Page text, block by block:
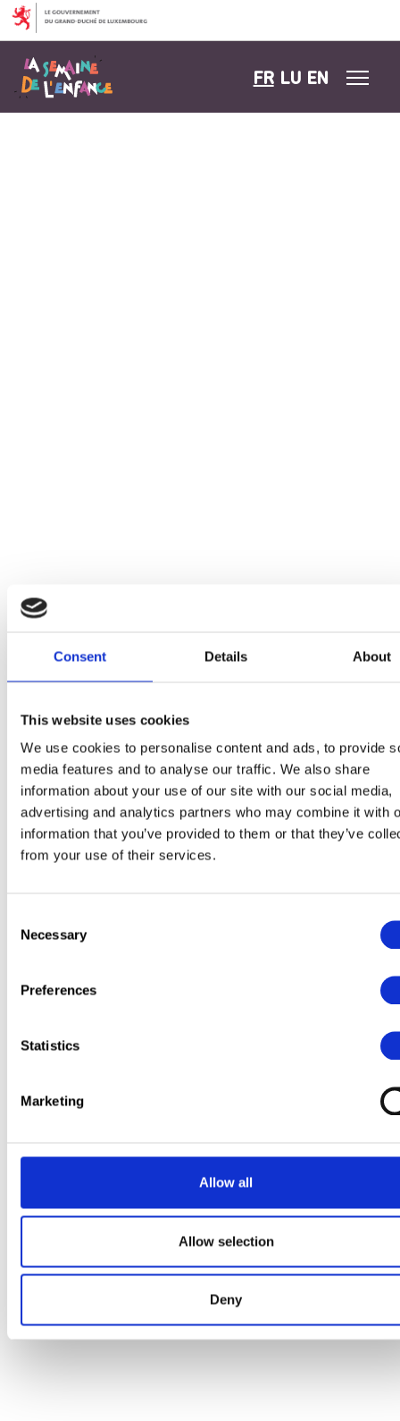
Consent Details About
This website uses cookies
We use cookies to personalise content and ads, to provide
media features and to analyse our traffic. We also share
information about your use of our site with our social media,
advertising and analytics partners who may combine it with
information that you’ve provided to them or that they’ve
from your use of their services.
Selection
Necessary
Preferences
Statistics
Marketing
Allow all
Allow selection
Deny
Aller au contenu
FR LU EN